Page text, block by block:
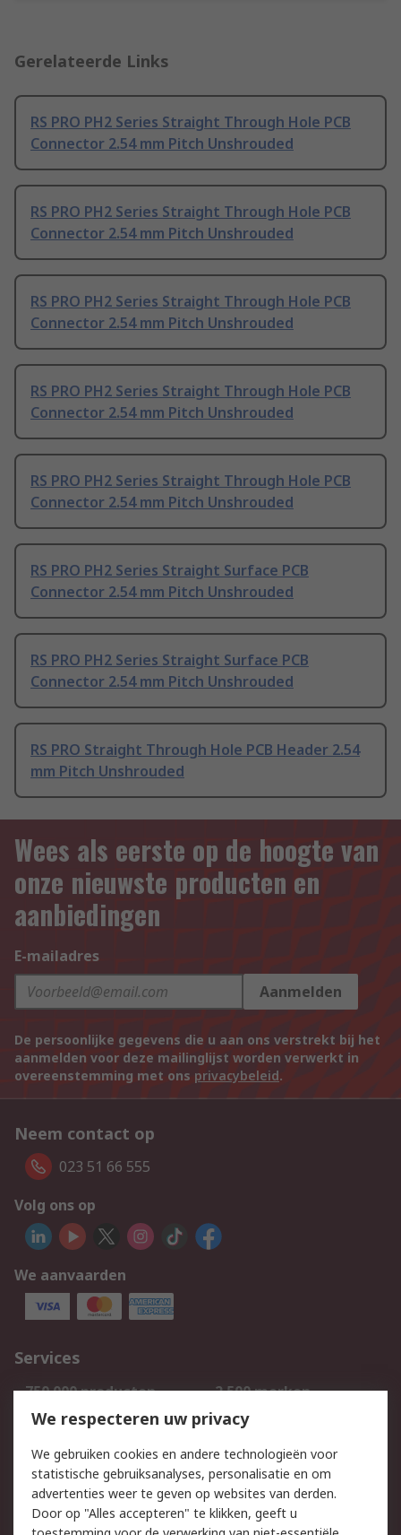
Gerelateerde Links
RS PRO PH2 Series Straight Through Hole PCB
Connector 2.54 mm Pitch Unshrouded
RS PRO PH2 Series Straight Through Hole PCB
Connector 2.54 mm Pitch Unshrouded
RS PRO PH2 Series Straight Through Hole PCB
Connector 2.54 mm Pitch Unshrouded
RS PRO PH2 Series Straight Through Hole PCB
Connector 2.54 mm Pitch Unshrouded
RS PRO PH2 Series Straight Through Hole PCB
Connector 2.54 mm Pitch Unshrouded
RS PRO PH2 Series Straight Surface PCB
Connector 2.54 mm Pitch Unshrouded
RS PRO PH2 Series Straight Surface PCB
Connector 2.54 mm Pitch Unshrouded
RS PRO Straight Through Hole PCB Header 2.54
mm Pitch Unshrouded
Wees als eerste op de hoogte van
onze nieuwste producten en
aanbiedingen
E-mailadres
Aanmelden
De persoonlijke gegevens die u aan ons verstrekt bij het
aanmelden voor deze mailinglijst worden verwerkt in
overeenstemming met ons privacybeleid.
Neem contact op
023 51 66 555
Volg ons op
We aanvaarden
Services
750.000 producten
2.500 merken
Bestellen
Inkoopoplossingen
Track & Trace
Wettelijk
We respecteren uw privacy
We gebruiken cookies en andere technologieën voor
statistische gebruiksanalyses, personalisatie en om
advertenties weer te geven op websites van derden.
Door op "Alles accepteren" te klikken, geeft u